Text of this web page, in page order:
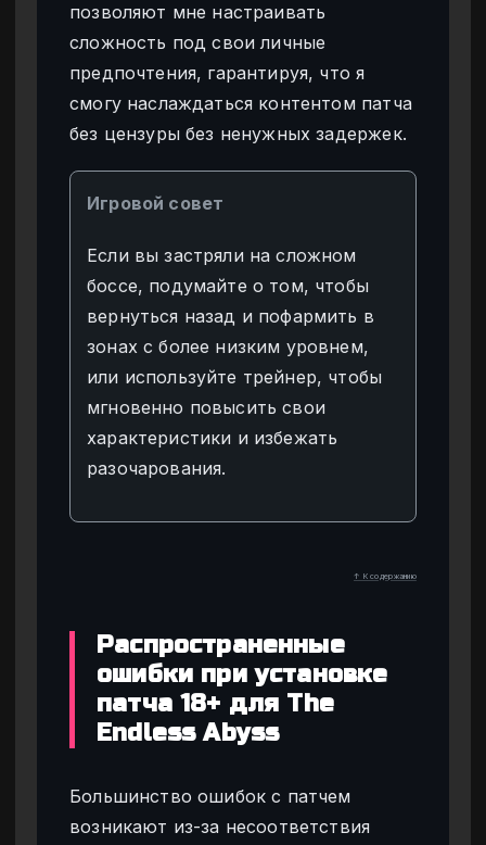
позволяют мне настраивать
сложность под свои личные
предпочтения, гарантируя, что я
смогу наслаждаться контентом патча
без цензуры без ненужных задержек.
Игровой совет
Если вы застряли на сложном
боссе, подумайте о том, чтобы
вернуться назад и пофармить в
зонах с более низким уровнем,
или используйте трейнер, чтобы
мгновенно повысить свои
характеристики и избежать
разочарования.
↑ К содержанию
Распространенные
ошибки при установке
патча 18+ для The
Endless Abyss
Большинство ошибок с патчем
возникают из-за несоответствия